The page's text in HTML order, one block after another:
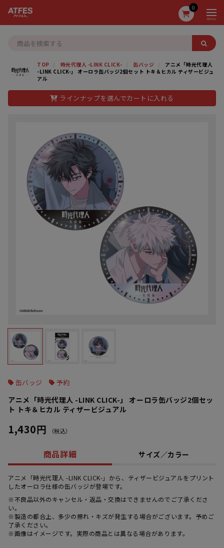
0
MENU
TOP 時光代理人 -LINK CLICK- 缶バッジ
アニメ「時光代理人
-LINK CLICK-」 オーロラ缶バッジ2個セット トキ＆ヒカル ティザービジュ
アル
ラインナップを選んでカートに入れる
缶バッジ 予約
アニメ「時光代理人 -LINK CLICK-」 オーロラ缶バッジ2個セッ
ト トキ＆ヒカル ティザービジュアル
1,430円 （税込）
商品詳細 サイズ／カラー
アニメ「時光代理人 -LINK CLICK-」から、ティザービジュアルをプリント
したオーロラ仕様の缶バッジが登場です。
※不良品以外のキャンセル・返品・交換はできませんのでご了承くださ
い。
※製造の都合上、多少の擦れ・キズが発生する場合がございます。予めご
了承ください。
※画像はイメージです。実際の商品とは異なる場合があります。